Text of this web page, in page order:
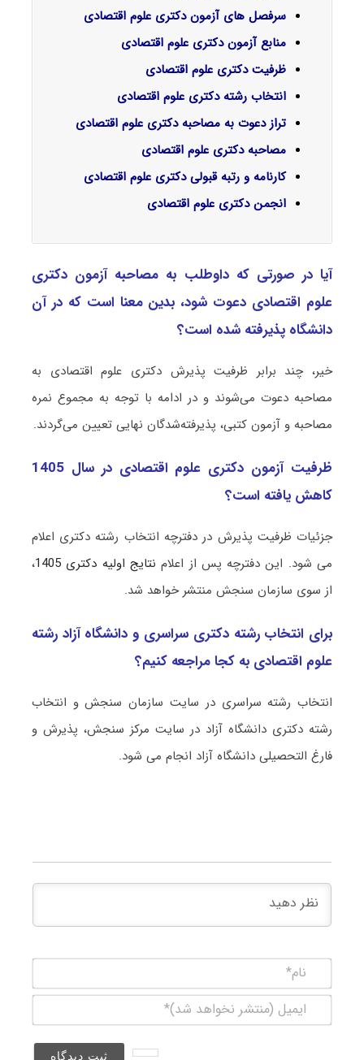
سرفصل‌ های آزمون دکتری علوم اقتصادی
منابع آزمون دکتری علوم اقتصادی
ظرفیت دکتری علوم اقتصادی
انتخاب رشته دکتری علوم اقتصادی
تراز دعوت به مصاحبه دکتری علوم اقتصادی
مصاحبه دکتری علوم اقتصادی
کارنامه و رتبه قبولی دکتری علوم اقتصادی
انجمن دکتری علوم اقتصادی
آیا در صورتی که داوطلب به مصاحبه آزمون دکتری
ﻋﻠﻮم اﻗﺘﺼﺎدی دعوت شود، بدین معنا است که در آن
دانشگاه پذیرفته شده است؟
خیر، چند برابر ظرفیت پذیرش دکتری ﻋﻠﻮم اﻗﺘﺼﺎدی به
مصاحبه دعوت می‌شوند و در ادامه با توجه به مجموع نمره
مصاحبه و آزمون کتبی، پذیرفته‌شدگان نهایی تعیین می‌گردند.
ظرفیت آزمون دکتری ﻋﻠﻮم اﻗﺘﺼﺎدی در سال 1405
کاهش یافته است؟
جزئیات ظرفیت پذیرش در دفترچه انتخاب رشته دکتری اعلام
می شود. این دفترچه پس از اعلام نتایج اولیه دکتری 1405
،
از سوی سازمان سنجش منتشر خواهد شد.
برای انتخاب رشته دکتری سراسری و دانشگاه آزاد رشته
ﻋﻠﻮم اﻗﺘﺼﺎدی به کجا مراجعه کنیم؟
انتخاب رشته سراسری در سایت سازمان سنجش و انتخاب
رشته دکتری دانشگاه آزاد در سایت مرکز سنجش، پذیرش و
فارغ التحصیلی دانشگاه آزاد انجام می شود.
(منتشر